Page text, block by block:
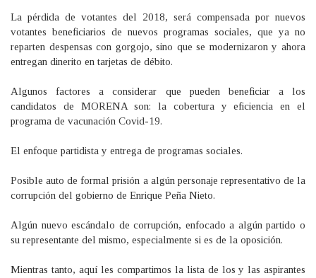
La pérdida de votantes del 2018, será compensada por nuevos
votantes beneficiarios de nuevos programas sociales, que ya no
reparten despensas con gorgojo, sino que se modernizaron y ahora
entregan dinerito en tarjetas de débito.
Algunos factores a considerar que pueden beneficiar a los
candidatos de MORENA son: la cobertura y eficiencia en el
programa de vacunación Covid-19.
El enfoque partidista y entrega de programas sociales.
Posible auto de formal prisión a algún personaje representativo de la
corrupción del gobierno de Enrique Peña Nieto.
Algún nuevo escándalo de corrupción, enfocado a algún partido o
su representante del mismo, especialmente si es de la oposición.
Mientras tanto, aquí les compartimos la lista de los y las aspirantes